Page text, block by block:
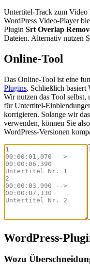
Untertitel-Track zum Video
WordPress Video-Player
Plugin Srt Overlap
Dateien. Alternativ nutzen
Online-Tool
Das Online-Tool ist eine
Plugins. Schließlich basiert
Wir nutzen das Tool selbst,
für Untertitel-
korrigieren. Solange wir
verwenden, können Sie
WordPress-Versionen
WordPress-
Wozu